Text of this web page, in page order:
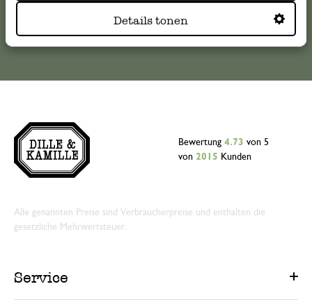
Details tonen
Online-Kundenservice
Bewertung 4.73 von 5
von 2015 Kunden
Alle genannten Preise sind Verbraucherpreise und enthalten die
gesetzliche Mehrwertsteuer.
Service